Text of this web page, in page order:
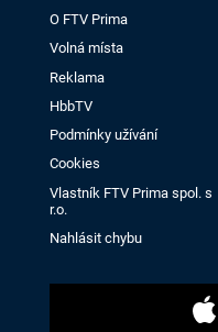
O FTV Prima
Volná místa
Reklama
HbbTV
Podmínky užívání
Cookies
Vlastník FTV Prima spol. s
r.o.
Nahlásit chybu